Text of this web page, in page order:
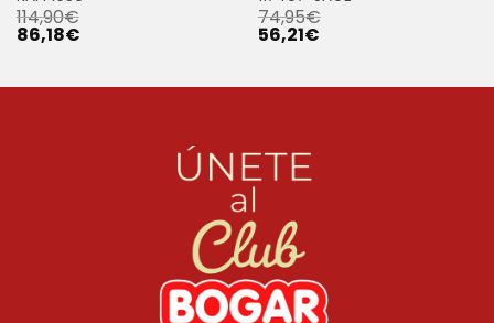
114,90€
86,18€
74,95€
56,21€